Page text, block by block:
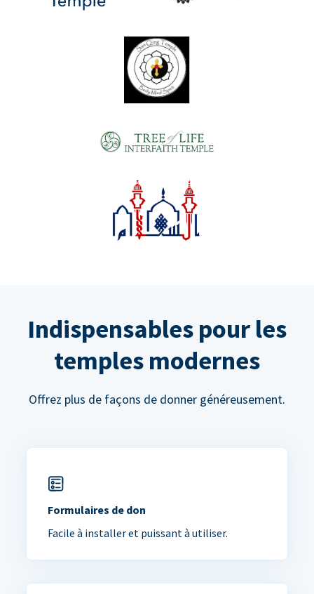
Indispensables pour les
temples modernes
Offrez plus de façons de donner généreusement.
Formulaires de don
Facile à installer et puissant à utiliser.